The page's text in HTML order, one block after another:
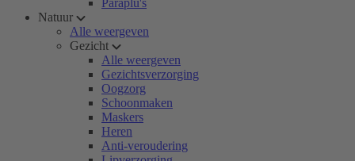
Paraplu's
Natuur
Alle weergeven
Gezicht
Alle weergeven
Gezichtsverzorging
Oogzorg
Schoonmaken
Maskers
Heren
Anti-veroudering